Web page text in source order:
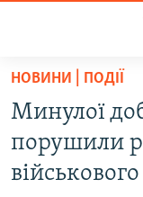
Перейти
основного
матеріалу
Перейти
до
РАДІО СВОБОДА –
ВСЕ ЗА ДОБУ
СТАТТІ
НОВИНИ | ПОДІЇ
Минулої
порушили